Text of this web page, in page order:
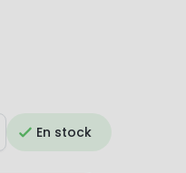
En stock